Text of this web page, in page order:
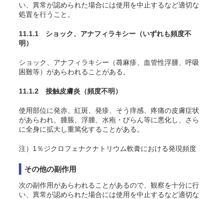
い、異常が認められた場合には使用を中止するなど適切な
処置を行うこと。
11.1.1 ショック、アナフィラキシー （いずれも頻度不
明）
ショック、アナフィラキシー（蕁麻疹、血管性浮腫、呼吸
困難等）があらわれることがある。
11.1.2 接触皮膚炎 （頻度不明）
使用部位に発赤、紅斑、発疹、そう痒感、疼痛の皮膚症状
があらわれ、腫脹、浮腫、水疱・びらん等に悪化し、さら
に全身に拡大し重篤化することがある。
注）1％ジクロフェナクナトリウム軟膏における発現頻度
その他の副作用
次の副作用があらわれることがあるので、観察を十分に行
い、異常が認められた場合には使用を中止するなど適切な